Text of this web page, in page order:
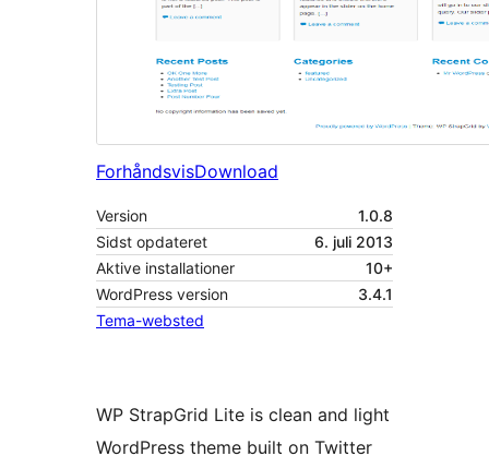
ForhåndsvisDownload
Version
1.0.8
Sidst opdateret
6. juli 2013
Aktive installationer
10+
WordPress version
3.4.1
Tema-websted
WP StrapGrid Lite is clean and light
WordPress theme built on Twitter